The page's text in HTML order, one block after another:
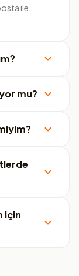
ile
mu?
için